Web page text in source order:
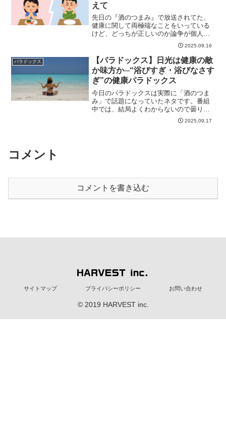
えて
先日の『酒のつまみ』で放送されてた、
健康に関して両極端なことをいっている
けど、どっちが正しいのか論争が個人的
2025.09.16
パラドックス
【パラドックス】日光は健康の敵
か味方か─“浴びすぎ・浴びなさす
ぎ”の健康パラドックス
今日のパラドックスは実際に「酒のつま
み」で話題になっていたネタです。番組
中では、結局よくわからないので曇りの
2025.09.17
コメント
コメントを書き込む
サイトマップ プライバシーポリシー お問い合わせ
© 2019 HARVEST inc.